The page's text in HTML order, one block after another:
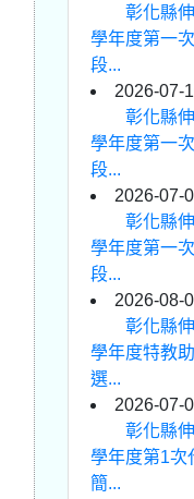
彰化縣
學年度第一
段...
2026-07-
彰化縣
學年度第一
段...
2026-07-
彰化縣
學年度第一
段...
2026-08-
彰化縣
學年度特教
選...
2026-07-
彰化縣
學年度第1次
簡...